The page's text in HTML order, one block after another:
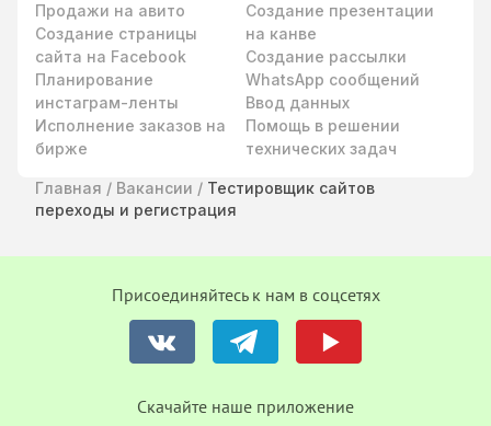
Продажи на авито
Создание страницы
сайта на Facebook
Планирование
инстаграм-ленты
Исполнение заказов на
бирже
Создание презентации
на канве
Создание рассылки
WhatsApp сообщений
Ввод данных
Помощь в решении
технических задач
Главная / Вакансии / Тестировщик сайтов
переходы и регистрация
Присоединяйтесь к нам в соцсетях
Cкачайте наше приложение